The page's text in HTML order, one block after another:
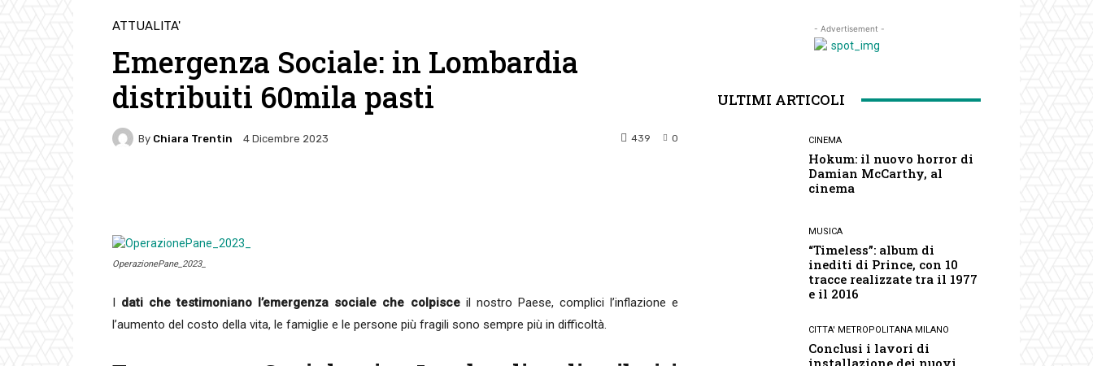
ATTUALITA'
Emergenza Sociale: in Lombardia
distribuiti 60mila pasti
By Chiara Trentin 4 Dicembre 2023 0
439
OperazionePane_2023_
I dati che testimoniano l’emergenza sociale che colpisce il nostro Paese, complici l’inflazione e
l’aumento del costo della vita, le famiglie e le persone più fragili sono sempre più in difficoltà.
- Advertisement -
ULTIMI ARTICOLI
CINEMA
Hokum: il nuovo horror di
Damian McCarthy, al
cinema
MUSICA
“Timeless”: album di
inediti di Prince, con 10
tracce realizzate tra il 1977
e il 2016
CITTA' METROPOLITANA MILANO
Conclusi i lavori di